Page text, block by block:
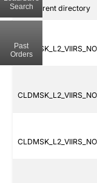
.. Parent directory
Search
Past
Orders